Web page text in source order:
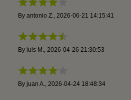
By antonio Z. 2026-06-21 14:15:41
By luis M. 2026-04-26 21:30:53
By juan A. 2026-04-24 18:48:34